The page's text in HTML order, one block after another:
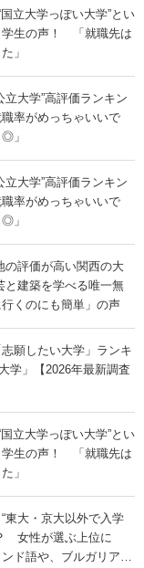
立大学っぽい大学”とい
生の声！ 「就職先は
」
大学”高評価ランキン
率がめっちゃいいで
」
大学”高評価ランキン
率がめっちゃいいで
」
の評価が高い関西の大
と建築を学べる唯一無
くのにも簡単」の声
願したい大学」ランキ
学」【2026年最新調査
立大学っぽい大学”とい
生の声！ 「就職先は
」
東大・京大以外で入学
女性が選ぶ上位に
ド語や、ブルガリア語